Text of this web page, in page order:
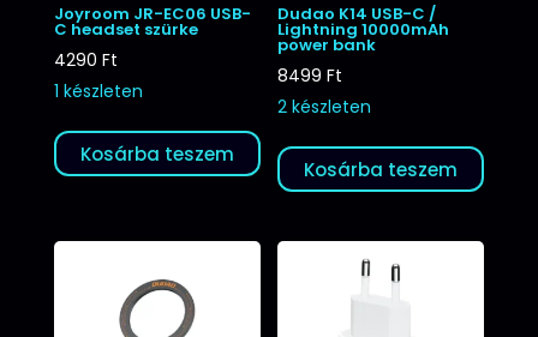
Joyroom JR-EC06 USB-
C headset szürke
4290 Ft
1 készleten
Kosárba teszem
Dudao K14 USB-C /
Lightning 10000mAh
power bank
8499Ft
2 készleten
Kosárba teszem